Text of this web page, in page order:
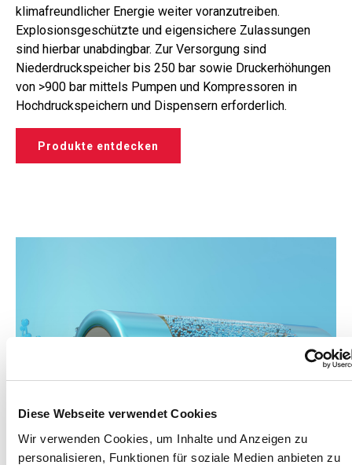
Diese Webseite verwendet Cookies
Wir verwenden Cookies, um Inhalte und Anzeigen zu
personalisieren, Funktionen für soziale Medien anbieten zu
klimafreundlicher Energie weiter voranzutreiben.
Explosionsgeschützte und eigensichere Zulassungen
sind hierbar unabdingbar. Zur Versorgung sind
Niederdruckspeicher bis 250 bar sowie Druckerhöhungen
von >900 bar mittels Pumpen und Kompressoren in
Hochdruckspeichern und Dispensern erforderlich.
Produkte entdecken